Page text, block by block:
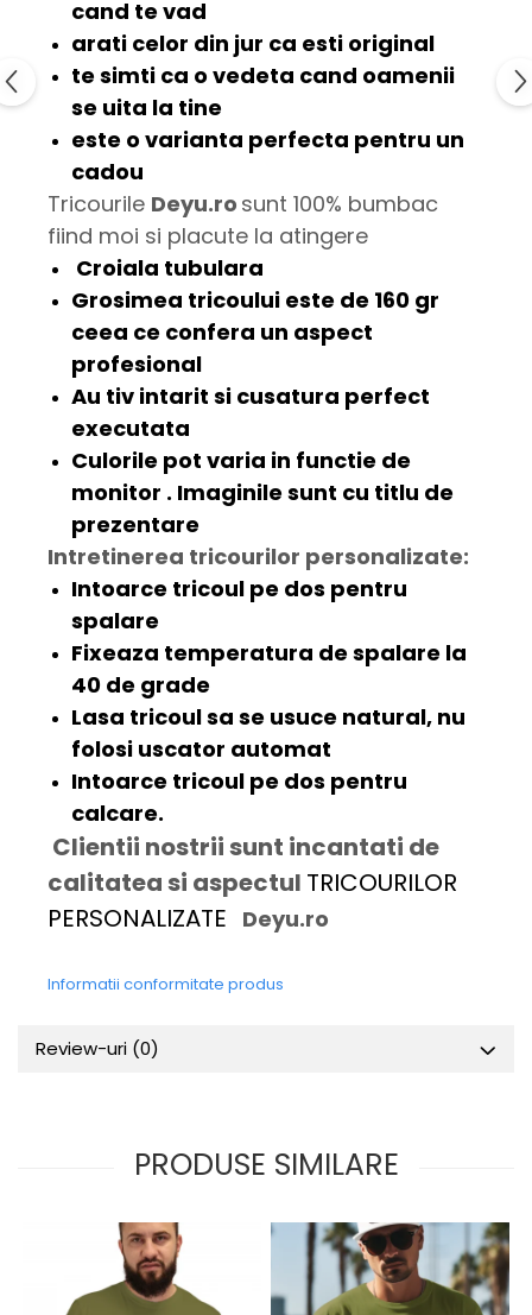
cand te vad
arati celor din jur ca esti original
te simti ca o vedeta cand oamenii
se uita la tine
este o varianta perfecta pentru un
cadou
Tricourile Deyu.ro sunt 100% bumbac
fiind moi si placute la atingere
Croiala tubulara
Grosimea tricoului este de 160 gr
ceea ce confera un aspect
profesional
Au tiv intarit si cusatura perfect
executata
Culorile pot varia in functie de
monitor . Imaginile sunt cu titlu de
prezentare
Intretinerea tricourilor personalizate:
Intoarce tricoul pe dos pentru
spalare
Fixeaza temperatura de spalare la
40 de grade
Lasa tricoul sa se usuce natural, nu
folosi uscator automat
Intoarce tricoul pe dos pentru
calcare.
Clientii nostrii sunt incantati de
calitatea si aspectul TRICOURILOR
PERSONALIZATE Deyu.ro
Informatii conformitate produs
Review-uri (0)
PRODUSE SIMILARE